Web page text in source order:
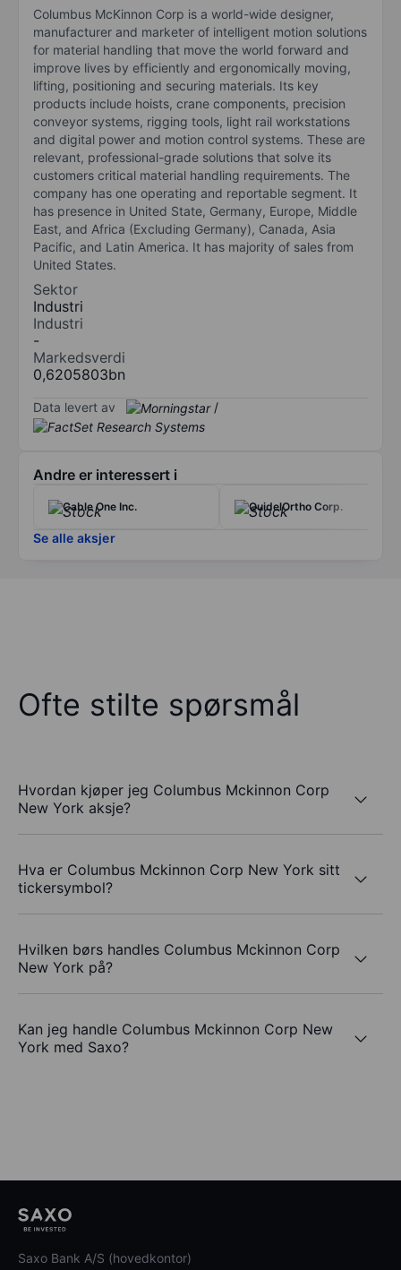
Columbus McKinnon Corp is a world-wide designer,
manufacturer and marketer of intelligent motion solutions
for material handling that move the world forward and
improve lives by efficiently and ergonomically moving,
lifting, positioning and securing materials. Its key
products include hoists, crane components, precision
conveyor systems, rigging tools, light rail workstations
and digital power and motion control systems. These are
relevant, professional-grade solutions that solve its
customers critical material handling requirements. The
company has one operating and reportable segment. It
has presence in United State, Germany, Europe, Middle
East, and Africa (Excluding Germany), Canada, Asia
Pacific, and Latin America. It has majority of sales from
United States.
Sektor
Industri
Industri
-
Markedsverdi
0,6205803bn
Data levert av /
Andre er interessert i
Cable One Inc. QuidelOrtho Corp.
Se alle aksjer
Ofte stilte spørsmål
Hvordan kjøper jeg Columbus Mckinnon Corp
New York aksje?
Hva er Columbus Mckinnon Corp New York sitt
tickersymbol?
Hvilken børs handles Columbus Mckinnon Corp
New York på?
Kan jeg handle Columbus Mckinnon Corp New
York med Saxo?
Saxo Bank A/S (hovedkontor)